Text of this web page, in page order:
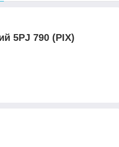
5PJ 790 (PIX)